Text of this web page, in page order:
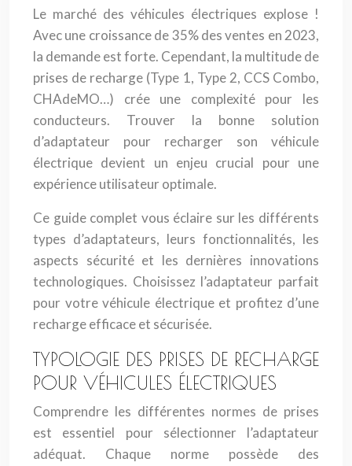
Le marché des véhicules électriques explose !
Avec une croissance de 35% des ventes en 2023,
la demande est forte. Cependant, la multitude de
prises de recharge (Type 1, Type 2, CCS Combo,
CHAdeMO…) crée une complexité pour les
conducteurs. Trouver la bonne solution
d’adaptateur pour recharger son véhicule
électrique devient un enjeu crucial pour une
expérience utilisateur optimale.
Ce guide complet vous éclaire sur les différents
types d’adaptateurs, leurs fonctionnalités, les
aspects sécurité et les dernières innovations
technologiques. Choisissez l’adaptateur parfait
pour votre véhicule électrique et profitez d’une
recharge efficace et sécurisée.
TYPOLOGIE DES PRISES DE RECHARGE
POUR VÉHICULES ÉLECTRIQUES
Comprendre les différentes normes de prises
est essentiel pour sélectionner l’adaptateur
adéquat. Chaque norme possède des